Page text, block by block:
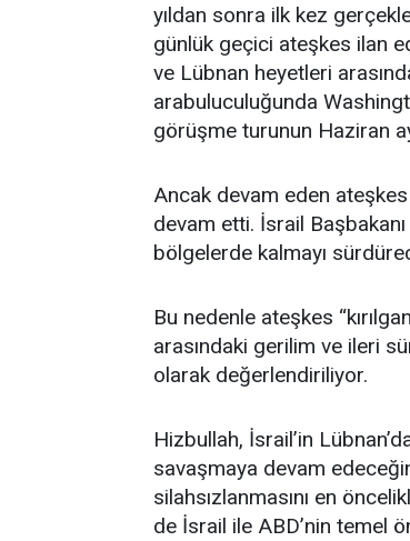
yıldan sonra ilk kez
günlük geçici ateşkes ilan
ve Lübnan heyetleri
arabuluculuğunda
görüşme turunun Haziran
Ancak devam eden
devam etti. İsrail
bölgelerde kalmayı
Bu nedenle ateşkes
arasındaki gerilim ve ileri
olarak değerlendiriliyor.
Hizbullah, İsrail’in
savaşmaya devam
silahsızlanmasını en
de İsrail ile ABD’nin temel